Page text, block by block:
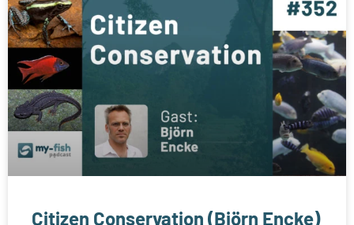
Citizen Conservation (Björn Encke)